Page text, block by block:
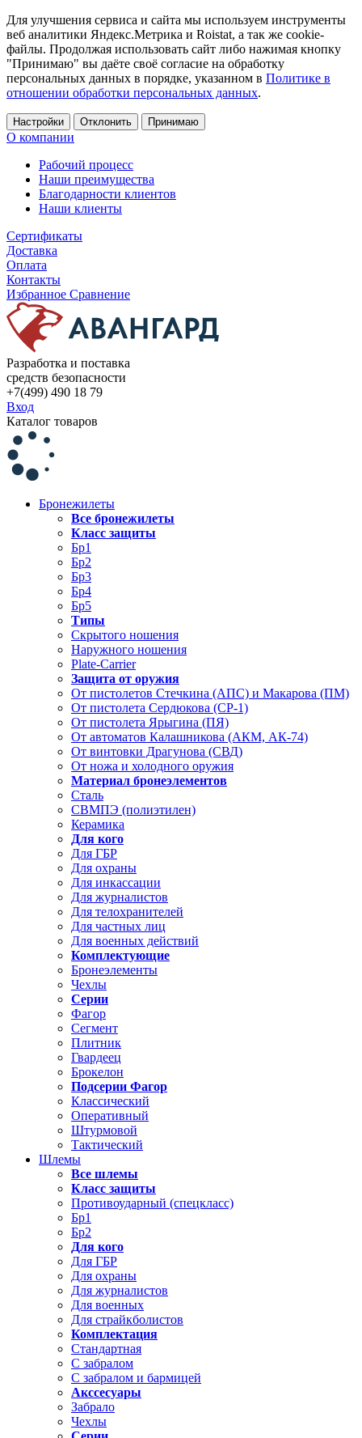
Для улучшения сервиса и сайта мы используем инструменты
веб аналитики Яндекс.Метрика и Roistat, а так же cookie-
файлы. Продолжая использовать сайт либо нажимая кнопку
"Принимаю" вы даёте своё согласие на обработку
персональных данных в порядке, указанном в Политике в
отношении обработки персональных данных.
Настройки Отклонить Принимаю
О компании
Рабочий процесс
Наши преимущества
Благодарности клиентов
Наши клиенты
Сертификаты
Доставка
Оплата
Контакты
Избранное Сравнение
Разработка и поставка
средств безопасности
+7(499) 490 18 79
Вход
Каталог товаров
Бронежилеты
Все бронежилеты
Класс защиты
Бр1
Бр2
Бр3
Бр4
Бр5
Типы
Скрытого ношения
Наружного ношения
Plate-Carrier
Защита от оружия
От пистолетов Стечкина (АПС) и Макарова (ПМ)
От пистолета Сердюкова (СР-1)
От пистолета Ярыгина (ПЯ)
От автоматов Калашникова (АКМ, АК-74)
От винтовки Драгунова (СВД)
От ножа и холодного оружия
Материал бронеэлементов
Сталь
СВМПЭ (полиэтилен)
Керамика
Для кого
Для ГБР
Для охраны
Для инкассации
Для журналистов
Для телохранителей
Для частных лиц
Для военных действий
Комплектующие
Бронеэлементы
Чехлы
Серии
Фагор
Сегмент
Плитник
Гвардеец
Брокелон
Подсерии Фагор
Классический
Оперативный
Штурмовой
Тактический
Шлемы
Все шлемы
Класс защиты
Противоударный (спецкласс)
Бр1
Бр2
Для кого
Для ГБР
Для охраны
Для журналистов
Для военных
Для страйкболистов
Комплектация
Стандартная
С забралом
С забралом и бармицей
Акссесуары
Забрало
Чехлы